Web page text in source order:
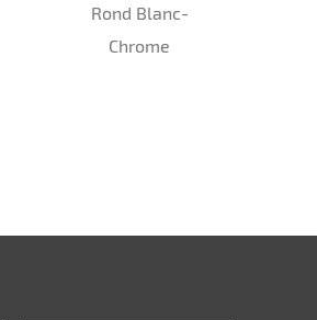
Rond Blanc-
Chrome